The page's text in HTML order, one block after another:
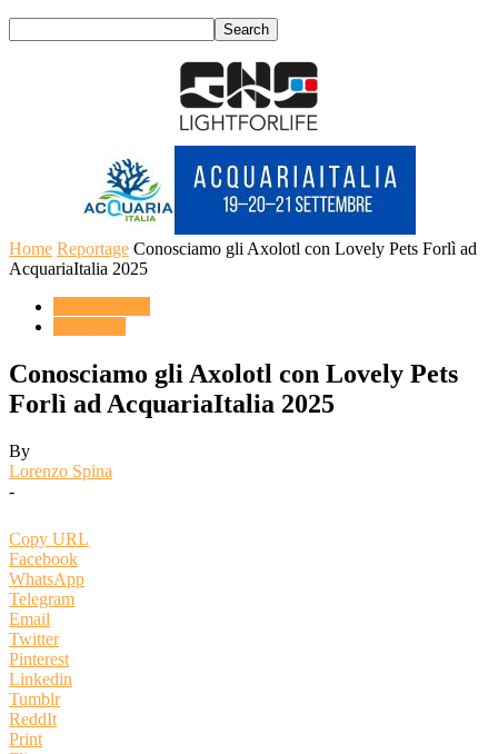
Home Reportage Conosciamo gli Axolotl con Lovely Pets Forlì ad
AcquariaItalia 2025
Conosciamo gli Axolotl con Lovely Pets
Forlì ad AcquariaItalia 2025
By
Lorenzo Spina
-
Copy URL
Facebook
WhatsApp
Telegram
Email
Twitter
Pinterest
Linkedin
Tumblr
ReddIt
Print